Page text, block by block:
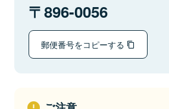
896-0056
郵便番号をコピーする